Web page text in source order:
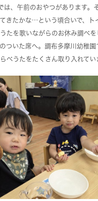
は、午前のおやつがあります。
きたかな…という頃合いで、ト
たを歌いながらのお休み調べを
ついた席へ。調布多摩川幼稚園
べうたをたくさん取り入れてい